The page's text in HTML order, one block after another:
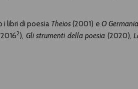
i libri di poesia Theios(2001) e O Germania
2), Gli strumenti della poesia (2020),